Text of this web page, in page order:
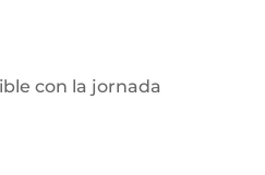
con la jornada